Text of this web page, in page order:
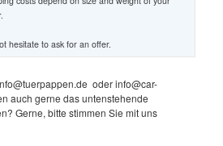
hesitate to ask for an offer.
oder info@car-
auch gerne das untenstehende
Gerne, bitte stimmen Sie mit uns